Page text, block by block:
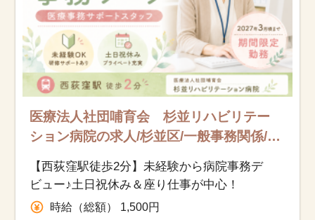
医療法人社団哺育会 杉並リハビリテー
ション病院の求人/杉並区/一般事務関係/派
遣
【西荻窪駅徒歩2分】未経験から病院事務デ
ビュー♪土日祝休み＆座り仕事が中心！
時給（総額） 1,500円